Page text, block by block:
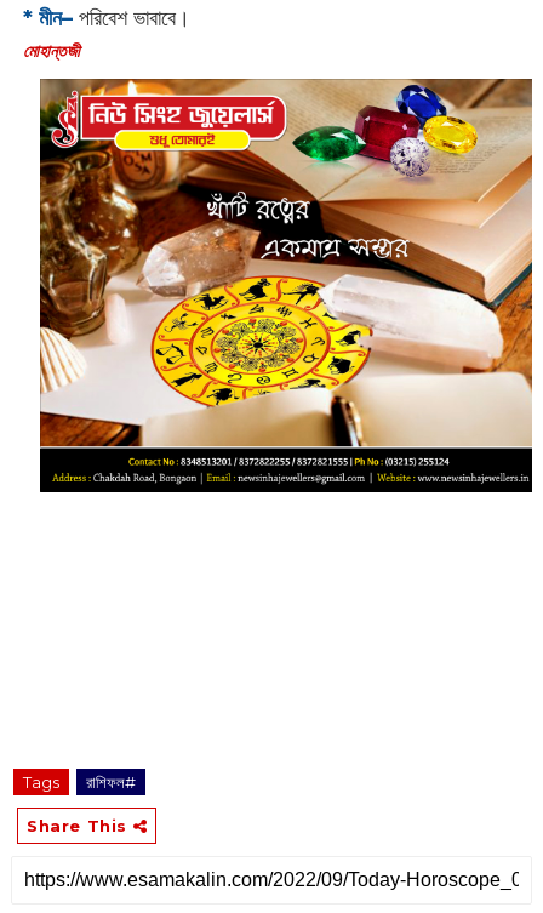
* মীন–পরিবেশ ভাবাবে।
‌মোহান্তজী‌‌‌‌‌‌‌‌‌‌‌‌‌‌‌‌‌
Tags রাশিফল#
Share This